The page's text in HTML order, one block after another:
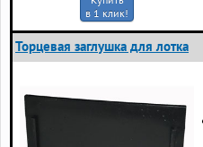
в 1 клик!
Торцевая заглушка для лотка